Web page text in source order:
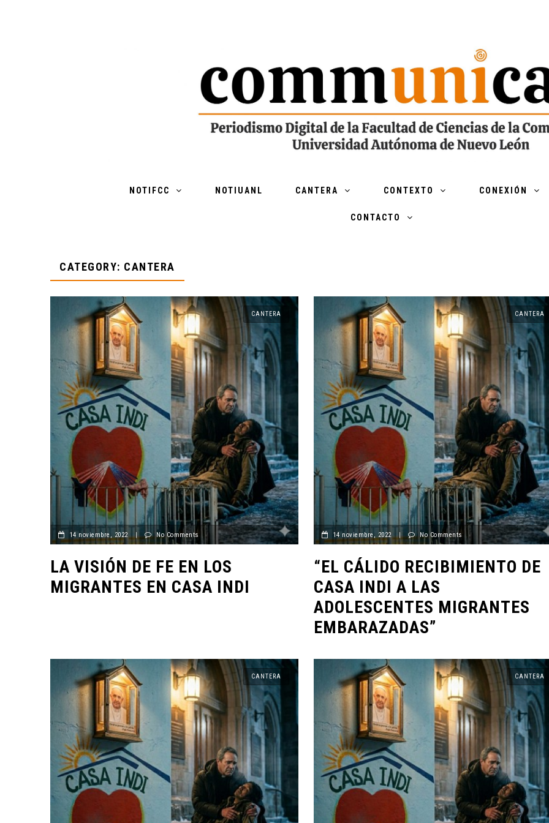
NOTIFCC NOTIUANL CANTERA CONTEXTO CONEXIÓN
CONTACTO
CATEGORY: CANTERA
CANTERA
14 noviembre, 2022 | No Comments
LA VISIÓN DE FE EN LOS
MIGRANTES EN CASA INDI
CANTERA
14 noviembre, 2022 | No Comments
“EL CÁLIDO RECIBIMIENTO DE
CASA INDI A LAS
ADOLESCENTES MIGRANTES
EMBARAZADAS”
CANTERA CANTERA
ORIGEN Y PROPÓSITO DE
CASA INDI
14 noviembre, 2022
CASA INDI
14 noviembre, 2022
CANTERA
PLENITUD CON CRISTO.
FELIPE DE JESÚS
GALLEGOS
14 noviembre, 2022